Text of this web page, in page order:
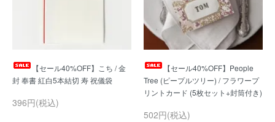
【セール40%OFF】こち / 金
396円(税込)
【セール40%OFF】People
Tree (ピープルツリー) / フラワープ
502円(税込)